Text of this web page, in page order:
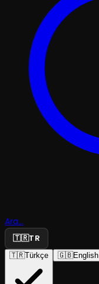
Ara...
🇹🇷TR
🇹🇷Türkçe 🇬🇧English